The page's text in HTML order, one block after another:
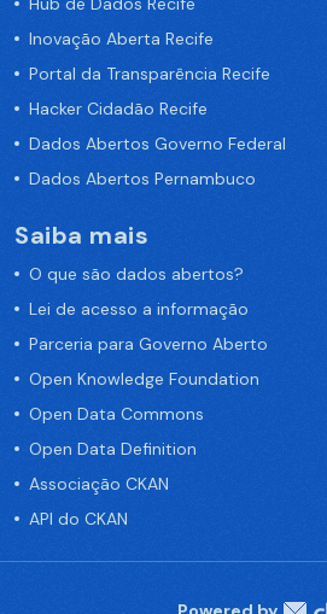
Inovação Aberta Recife
Portal da Transparência Recife
Hacker Cidadão Recife
Dados Abertos Governo Federal
Dados Abertos Pernambuco
Saiba mais
O que são dados abertos?
Lei de acesso a informação
Parceria para Governo Aberto
Open Knowledge Foundation
Open Data Commons
Open Data Definition
Associação CKAN
API do CKAN